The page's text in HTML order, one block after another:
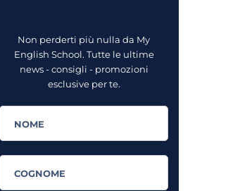
Non perderti più nulla da My
English School. Tutte le ultime
news - consigli - promozioni
esclusive per te.